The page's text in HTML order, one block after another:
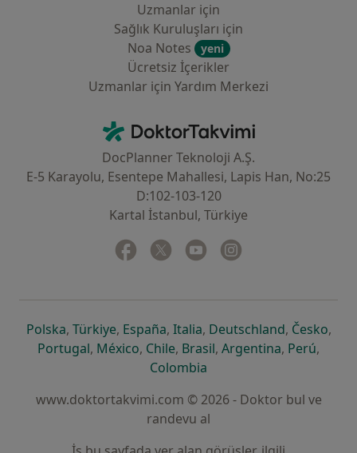
Uzmanlar için
Sağlık Kuruluşları için
Noa Notes
yeni
Ücretsiz İçerikler
Uzmanlar için Yardım Merkezi
DoktorTakvimi - Ana Sayfa
DocPlanner Teknoloji A.Ş.
E-5 Karayolu, Esentepe Mahallesi, Lapis Han, No:25
D:102-103-120
Kartal İstanbul, Türkiye
Facebook
yeni bir sekmede açılır
Twitter
yeni bir sekmede açılır
Youtube
yeni bir sekmede açılır
Polskayeni bir sekmede açılır
, Türkiyeyeni bir sekmede açılır
, Españayeni bir sekmede açılır
, Italiayeni bir sekmede açılır
, Deutschlandyeni bir
, Českoyeni
,
Portugalyeni bir sekmede açılır
, Méxicoyeni bir sekmede açılır
, Chileyeni bir sekmede açılır
, Brasilyeni bir sekmede açılır
, Argentinayeni bir
, Perúyeni
,
Colombia
www.doktortakvimi.com © 2026 - Doktor bul ve
randevu al